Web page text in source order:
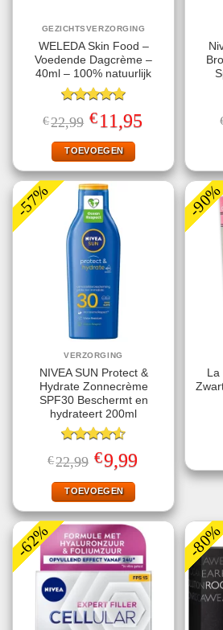
GEZICHTSVERZORGING
WELEDA Skin Food –
Voedende Dagcrème –
40ml – 100% natuurlijk
Gewaardeerd
5.00uit 5
€22,99 Oorspronkelijke
prijs
was:
€22,99.
€11,95prijs
TOEVOEGEN
-57%
VERZORGING
NIVEA SUN Protect &
Hydrate Zonnecrème
SPF30 Beschermt en
hydrateert 200ml
Gewaardeerd
4.56uit 5
€22,99 Oorspronkelijke
prijs
was:
€22,99.
€9,99Huidige
prijs
TOEVOEGEN
-
La
-62% -